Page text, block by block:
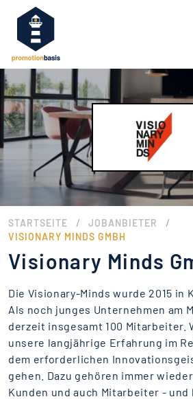
STARTSEITE / JOBANBIETER /
VISIONARY MINDS GMBH
Visionary Minds
Die Visionary-Minds wurde 2015 in
Als noch junges Unternehmen am
derzeit insgesamt 100 Mitarbeiter.
unsere langjährige Erfahrung im
dem erforderlichen
gehen. Dazu gehören immer
Kunden und auch Mitarbeiter -